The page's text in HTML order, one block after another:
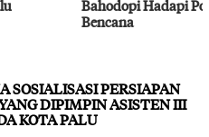
Bahodopi Hadapi Potensi
SOSIALISASI PERSIAPAN
DIPIMPIN ASISTEN III
KOTA PALU